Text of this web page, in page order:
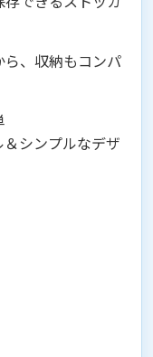
、収納もコンパ
シンプルなデザ